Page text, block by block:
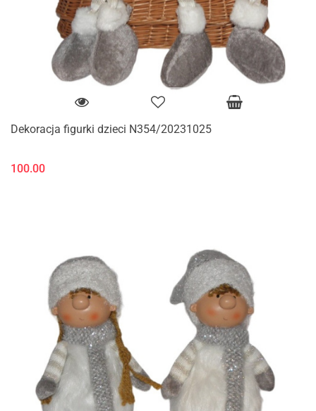
Dekoracja figurki dzieci N354/20231025
100.00